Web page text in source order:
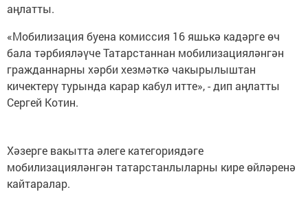
аңлатты.
«Мобилизация буена комиссия 16 яшькә кадәрге өч
бала тәрбияләүче Татарстаннан мобилизацияләнгән
гражданнарны хәрби хезмәткә чакырылыштан
кичектерү турында карар кабул итте», - дип аңлатты
Сергей Котин.
Хәзерге вакытта әлеге категориядәге
мобилизацияләнгән татарстанлыларны кире өйләренә
кайтаралар.